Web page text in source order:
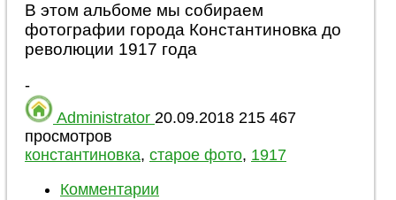
В этом альбоме мы собираем
фотографии города Константиновка до
революции 1917 года
-
Administrator 20.09.2018 215 467
просмотров
константиновка, старое фото, 1917
Комментарии